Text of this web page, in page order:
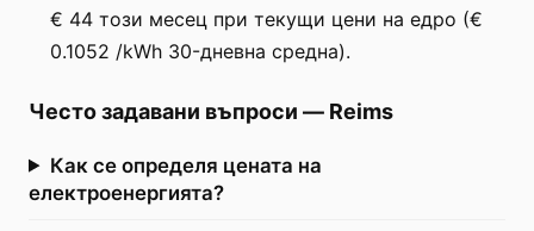
€ 44 този месец при текущи цени на едро (€
0.1052 /kWh 30-дневна средна).
Често задавани въпроси — Reims
Как се определя цената на
електроенергията?